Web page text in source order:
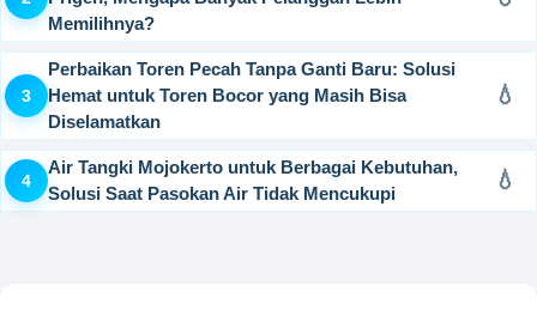
Memilihnya?
Perbaikan Toren Pecah Tanpa Ganti Baru: Solusi
Hemat untuk Toren Bocor yang Masih Bisa
Diselamatkan
Air Tangki Mojokerto untuk Berbagai Kebutuhan,
Solusi Saat Pasokan Air Tidak Mencukupi